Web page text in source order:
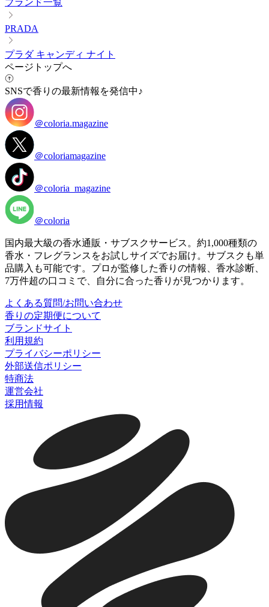
PRADA
プラダ キャンディ ナイト
ページトップへ
SNSで香りの最新情報を発信中♪
＠coloria.magazine
＠coloriamagazine
＠coloria_magazine
＠coloria
国内最大級の香水通販・サブスクサービス。約1,000種類の
香水・フレグランスをお試しサイズでお届け。サブスクも単
品購入も可能です。プロが監修した香りの情報、香水診断、
7万件超の口コミで、自分に合った香りが見つかります。
よくある質問/お問い合わせ
香りの定期便について
ブランドサイト
利用規約
プライバシーポリシー
外部送信ポリシー
特商法
運営会社
採用情報